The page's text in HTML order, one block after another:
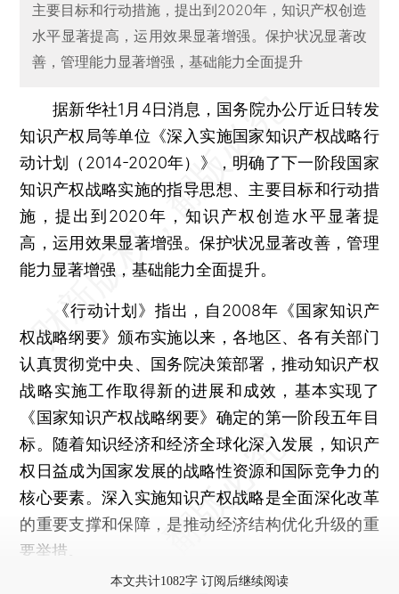
主要目标和行动措施，提出到2020年，知识产权创造
水平显著提高，运用效果显著增强。保护状况显著改
善，管理能力显著增强，基础能力全面提升
据新华社1月4日消息，国务院办公厅近日转发
知识产权局等单位《深入实施国家知识产权战略行
动计划（2014-2020年）》，明确了下一阶段国家
知识产权战略实施的指导思想、主要目标和行动措
施，提出到2020年，知识产权创造水平显著提
高，运用效果显著增强。保护状况显著改善，管理
能力显著增强，基础能力全面提升。
《行动计划》指出，自2008年《国家知识产
权战略纲要》颁布实施以来，各地区、各有关部门
认真贯彻党中央、国务院决策部署，推动知识产权
战略实施工作取得新的进展和成效，基本实现了
《国家知识产权战略纲要》确定的第一阶段五年目
标。随着知识经济和经济全球化深入发展，知识产
权日益成为国家发展的战略性资源和国际竞争力的
核心要素。深入实施知识产权战略是全面深化改革
的重要支撑和保障，是推动经济结构优化升级的重
要举措。
本文共计1082字 订阅后继续阅读